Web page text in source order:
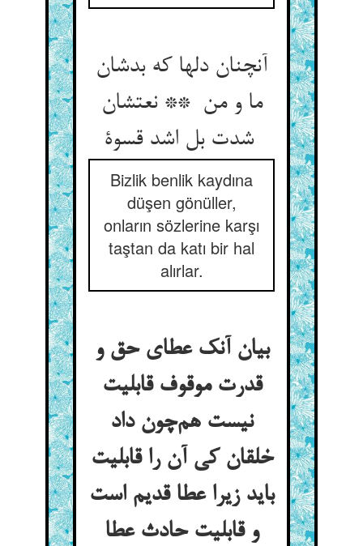
آنچنان دلها که بدشان
ما و من ** نعتشان
شدت بل اشد قسوة
Bizlik benlik kaydına
düşen gönüller,
onların sözlerine karşı
taştan da katı bir hal
alırlar.
بیان آنک عطای حق و
قدرت موقوف قابلیت
نیست هم‌چون داد
خلقان کی آن را قابلیت
باید زیرا عطا قدیم است
و قابلیت حادث عطا